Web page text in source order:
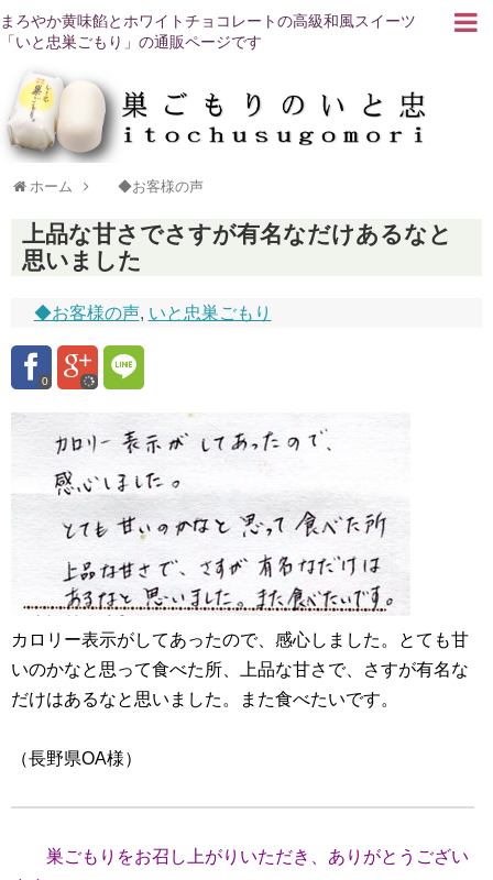
まろやか黄味餡とホワイトチョコレートの高級和風スイーツ
「いと忠巣ごもり」の通販ページです
ホーム ◆お客様の声
上品な甘さでさすが有名なだけあるなと
思いました
◆お客様の声, いと忠巣ごもり
0
カロリー表示がしてあったので、感心しました。とても甘
いのかなと思って食べた所、上品な甘さで、さすが有名な
だけはあるなと思いました。また食べたいです。
（長野県OA様）
巣ごもりをお召し上がりいただき、ありがとうござい